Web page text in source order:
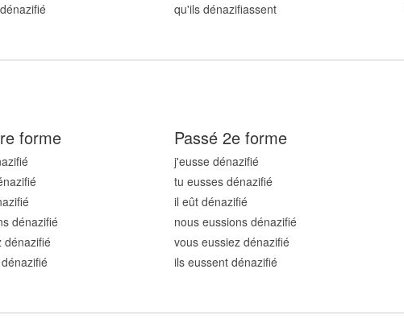
é
qu'ils dénazifiassent
forme
é
é
é
dénazifié
dénazifié
é
Passé 2e forme
j'eusse dénazifié
tu eusses dénazifié
il eût dénazifié
nous eussions dénazifié
vous eussiez dénazifié
ils eussent dénazifié